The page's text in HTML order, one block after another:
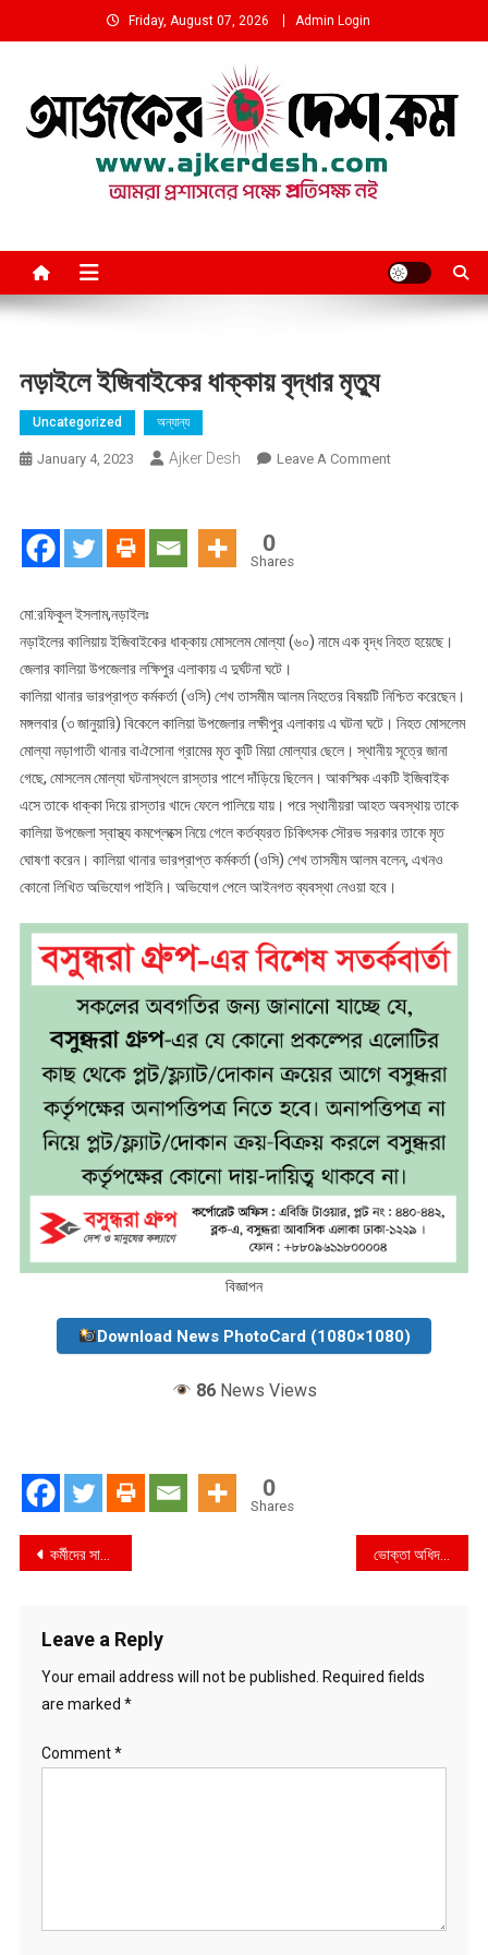
to
Friday, August 07, 2026 Admin Login
নড়াইলে ইজিবাইকের ধাক্কায় বৃদ্ধার মৃত্যু
Uncategorized অন্যান্য
January 4, 2023 Ajker Desh Leave A CommentOn
0
Shares
মো:রফিকুল ইসলাম,নড়াইলঃ
নড়াইলের কালিয়ায় ইজিবাইকের ধাক্কায় মোসলেম মোল্যা (৬০) নামে এক বৃদ্ধ নিহত হয়েছে।
জেলার কালিয়া উপজেলার লক্ষিপুর এলাকায় এ দুর্ঘটনা ঘটে।
কালিয়া থানার ভারপ্রাপ্ত কর্মকর্তা (ওসি) শেখ তাসমীম আলম নিহতের বিষয়টি নিশ্চিত করেছেন।
মঙ্গলবার (৩ জানুয়ারি) বিকেলে কালিয়া উপজেলার লক্ষীপুর এলাকায় এ ঘটনা ঘটে। নিহত মোসলেম
মোল্যা নড়াগাতী থানার বাঐসোনা গ্রামের মৃত কুটি মিয়া মোল্যার ছেলে। স্থানীয় সূত্রে জানা
গেছে, মোসলেম মোল্যা ঘটনাস্থলে রাস্তার পাশে দাঁড়িয়ে ছিলেন। আকস্মিক একটি ইজিবাইক
এসে তাকে ধাক্কা দিয়ে রাস্তার খাদে ফেলে পালিয়ে যায়। পরে স্থানীয়রা আহত অবস্থায় তাকে
কালিয়া উপজেলা স্বাস্থ্য কমপ্লেক্সে নিয়ে গেলে কর্তব্যরত চিকিৎসক সৌরভ সরকার তাকে মৃত
ঘোষণা করেন। কালিয়া থানার ভারপ্রাপ্ত কর্মকর্তা (ওসি) শেখ তাসমীম আলম বলেন, এখনও
কোনো লিখিত অভিযোগ পাইনি। অভিযোগ পেলে আইনগত ব্যবস্থা নেওয়া হবে।
বিজ্ঞাপন
Download News PhotoCard (1080×1080)
86News Views
0
Shares
Post
কর্মীদের সান্ত্বনা দিতেই বিএনপি নেতাদের হাঁকডাক : তথ্যমন্ত্রী ভোক্তা অধিদপ্তর পিরোজপুর জেলা কার্যালয়ের বাজার তদারকি অভিযান পরিচালনা
Leave a Reply
Your email address will not be published. Required fields
are marked *
Comment*